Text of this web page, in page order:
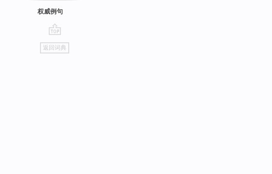
权威例句
go
top
返回词典